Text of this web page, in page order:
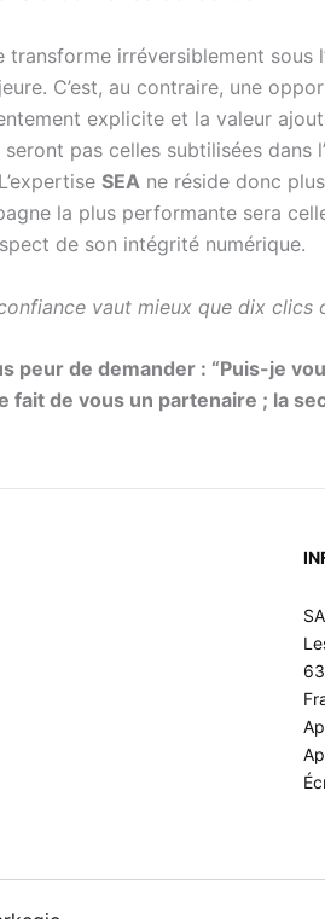
transforme irréversiblement sous
C’est, au contraire, une
explicite et la valeur
pas celles subtilisées
SEA ne réside donc
la plus performante sera
de son intégrité numérique.
vaut mieux que dix clics
peur de demander : “Puis-je
fait de vous un partenaire ; la